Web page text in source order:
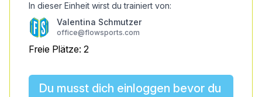
In dieser Einheit wirst du trainiert von:
Valentina Schmutzer
office@flowsports.com
Freie Plätze: 2
Du musst dich einloggen bevor du